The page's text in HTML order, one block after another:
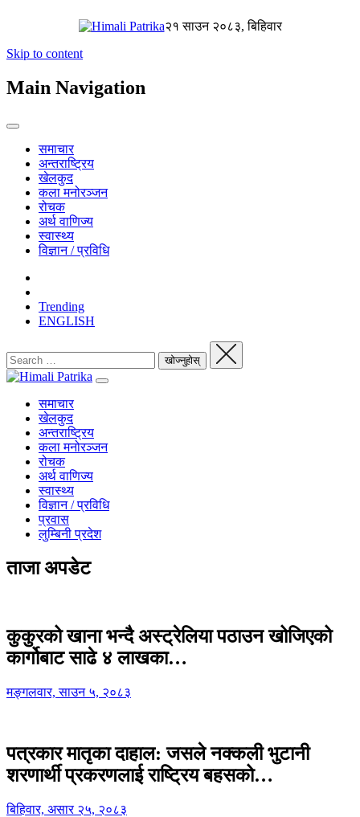
२१ साउन २०८३, बिहिवार
Skip to content
Main Navigation
समाचार
अन्तराष्ट्रिय
खेलकुद
कला मनोरञ्जन
रोचक
अर्थ वाणिज्य
स्वास्थ्य
विज्ञान / प्रविधि
Trending
ENGLISH
समाचार
खेलकुद
अन्तराष्ट्रिय
कला मनोरञ्जन
रोचक
अर्थ वाणिज्य
स्वास्थ्य
विज्ञान / प्रविधि
प्रवास
लुम्बिनी प्रदेश
ताजा अपडेट
कुकुरको खाना भन्दै अस्ट्रेलिया पठाउन खोजिएको
कार्गोबाट साढे ४ लाखका…
मङ्गलवार, साउन ५, २०८३
पत्रकार मातृका दाहाल: जसले नक्कली भुटानी
शरणार्थी प्रकरणलाई राष्ट्रिय बहसको…
बिहिवार, असार २५, २०८३